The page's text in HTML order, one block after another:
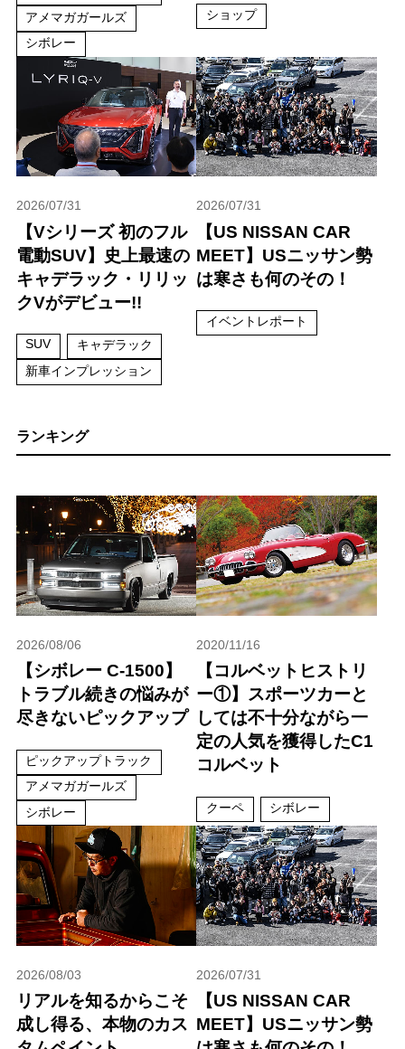
アメマガガールズ
シボレー
ショップ
2026/07/31
【Vシリーズ 初のフル
電動SUV】史上最速の
キャデラック・リリッ
クVがデビュー!!
SUV
キャデラック
新車インプレッション
2026/07/31
【US NISSAN CAR
MEET】USニッサン勢
は寒さも何のその！
イベントレポート
ランキング
2026/08/06
【シボレー C-1500】
トラブル続きの悩みが
尽きないピックアップ
ピックアップトラック
アメマガガールズ
シボレー
2020/11/16
【コルベットヒストリ
ー①】スポーツカーと
しては不十分ながら一
定の人気を獲得したC1
コルベット
クーペ シボレー
2026/08/03
リアルを知るからこそ
成し得る、本物のカス
2026/07/31
【US NISSAN CAR
MEET】USニッサン勢